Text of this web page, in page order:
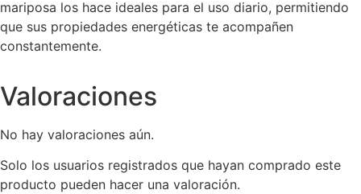
mariposa los hace ideales para el uso diario, permitiendo
que sus propiedades energéticas te acompañen
constantemente.
Valoraciones
No hay valoraciones aún.
Solo los usuarios registrados que hayan comprado este
producto pueden hacer una valoración.